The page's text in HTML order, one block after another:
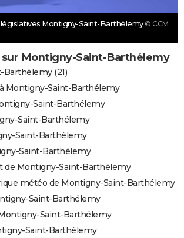
Montigny-Saint-Barthélemy © CCM
sur Montigny-Saint-Barthélemy
(21)
Montigny-Saint-Barthélemy
Saint-Barthélemy
Saint-Barthélemy
Saint-Barthélemy
Saint-Barthélemy
de Montigny-Saint-Barthélemy
météo de Montigny-Saint-Barthélemy
Saint-Barthélemy
Saint-Barthélemy
Saint-Barthélemy